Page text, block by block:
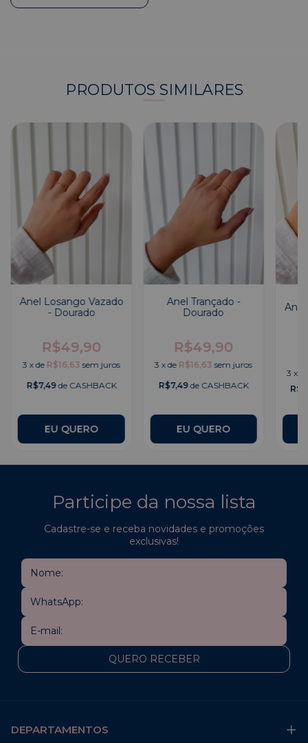
PRODUTOS SIMILARES
Anel Losango Vazado
- Dourado
R$49,90
3 xde R$16,63 sem juros
R$7,49de CASHBACK
EU QUERO
Anel Trançado -
Dourado
R$49,90
3 xde R$16,63 sem juros
R$7,49de CASHBACK
EU QUERO
3 x
Participe da nossa lista
Cadastre-se e receba novidades e promoções
exclusivas!
DEPARTAMENTOS